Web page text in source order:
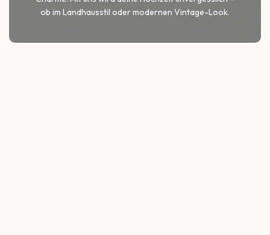
ob im Landhausstil oder modernen Vintage-Look.